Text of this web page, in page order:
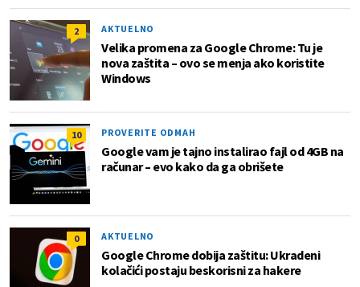
2 AKTUELNO
Velika promena za Google Chrome: Tu je
nova zaštita – ovo se menja ako koristite
Windows
10 PROVERITE ODMAH
Google vam je tajno instalirao fajl od 4GB na
računar – evo kako da ga obrišete
0 AKTUELNO
Google Chrome dobija zaštitu: Ukradeni
kolačići postaju beskorisni za hakere